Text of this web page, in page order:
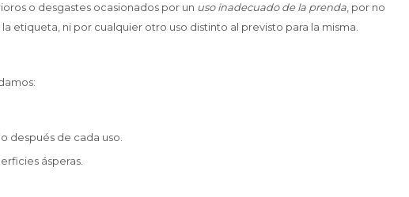
o desgastes ocasionados por un uso inadecuado de la prenda , por no
la etiqueta, ni por cualquier otro uso distinto al previsto para la misma.
después de cada uso.
ásperas.